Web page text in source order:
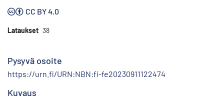
CC BY 4.0
Lataukset 38
Pysyvä osoite
https://urn.fi/URN:NBN:fi-fe20230911122474
Kuvaus